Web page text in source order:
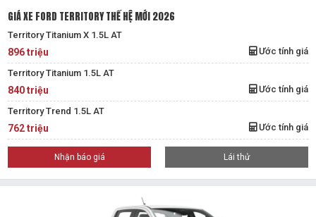
GIÁ XE FORD TERRITORY THẾ HỆ MỚI 2026
Territory Titanium X 1.5L AT
896 triệu Ước tính giá
Territory Titanium 1.5L AT
840 triệu Ước tính giá
Territory Trend 1.5L AT
762 triệu Ước tính giá
Nhận báo giá Lái thử